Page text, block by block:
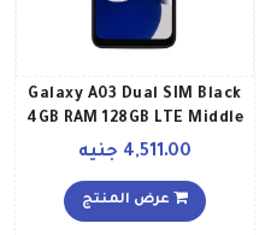
Galaxy A03 Dual SIM Black
4GB RAM 128GB LTE Middle
East Version
4,511.00 جنيه
عرض المنتج